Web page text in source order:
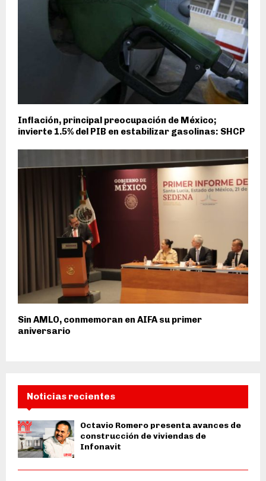
Inflación, principal preocupación de México;
invierte 1.5% del PIB en estabilizar gasolinas: SHCP
Sin AMLO, conmemoran en AIFA su primer
aniversario
Noticias recientes
Octavio Romero presenta avances de
construcción de viviendas de
Infonavit